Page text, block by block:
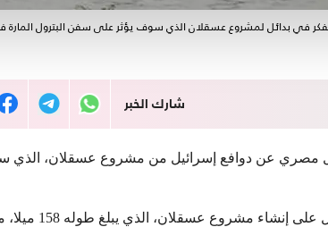
في بدائل لمشروع عسقلان الذي سوف يؤثر على سفن البترول المارة في قناة
شارك الخبر
عن دوافع إسرائيل من مشروع عسقلان، الذي
وتعمل